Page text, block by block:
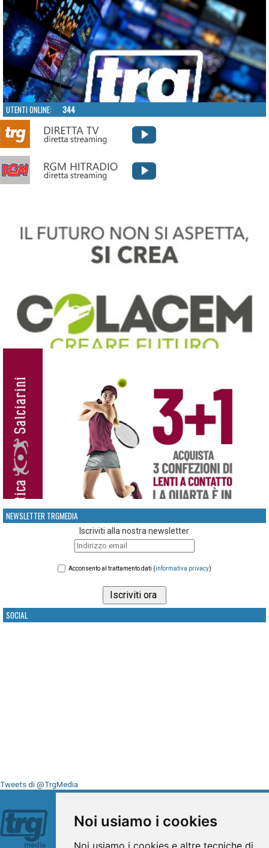
Noi usiamo i cookies
Noi usiamo i cookies e altre tecniche di
UTENTI ONLINE: 344
NEWSLETTER TRGMEDIA
Iscriviti alla nostra newsletter
Acconsento al trattamento dati (informativa privacy)
SOCIAL
Tweets di @TrgMedia